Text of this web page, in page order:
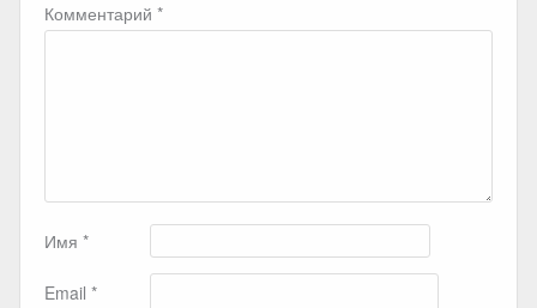
Комментарий *
Имя *
Email *